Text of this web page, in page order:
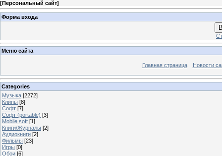
[Персональный сайт]
Форма входа
Меню сайта
Главная страница Новости
Categories
Музыка [2272]
Клипы [8]
Софт [7]
Софт (portable) [3]
Mobile soft [1]
Книги/Журналы [2]
Аудиокниги [2]
Фильмы [23]
Игры [0]
Обои [6]